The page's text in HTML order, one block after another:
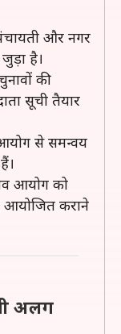
और नगर
है।
की
सूची तैयार
से समन्वय
आयोग को
कराने
अलग